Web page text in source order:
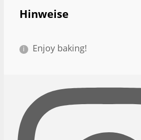
Hinweise
Enjoy baking!